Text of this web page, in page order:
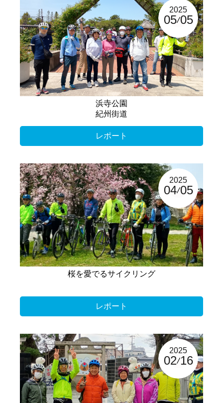
2025
05 05
浜寺公園
紀州街道
レポート
2025
04 05
桜を愛でるサイクリング
レポート
2025
02 16